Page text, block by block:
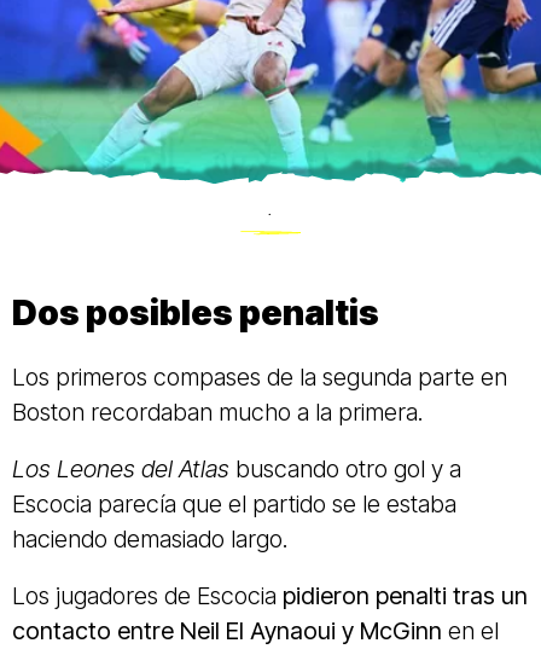
.
Dos posibles penaltis
Los primeros compases de la segunda parte en
Boston recordaban mucho a la primera.
Los Leones del Atlas buscando otro gol y a
Escocia parecía que el partido se le estaba
haciendo demasiado largo.
Los jugadores de Escocia pidieron penalti tras un
contacto entre Neil El Aynaoui y McGinn en el